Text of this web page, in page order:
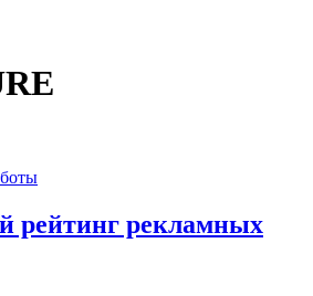
рейтинг рекламных